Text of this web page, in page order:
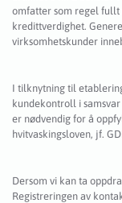
omfatter som regel fullt
kredittverdighet.
virksomhetskunder
I tilknytning til
kundekontroll i
er nødvendig for å
hvitvaskingsloven, jf.
Dersom vi kan ta
Registreringen av